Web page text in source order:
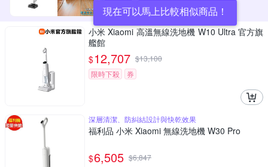
現在可以馬上比較相似商品！
小米 Xiaomi 高溫無線洗地機 W10 Ultra 官方旗
艦館
$12,707 $13,100
限時下殺
券
深層清潔、防糾結設計與快乾效果
福利品 小米 Xiaomi 無線洗地機 W30 Pro
$6,505 $6,847